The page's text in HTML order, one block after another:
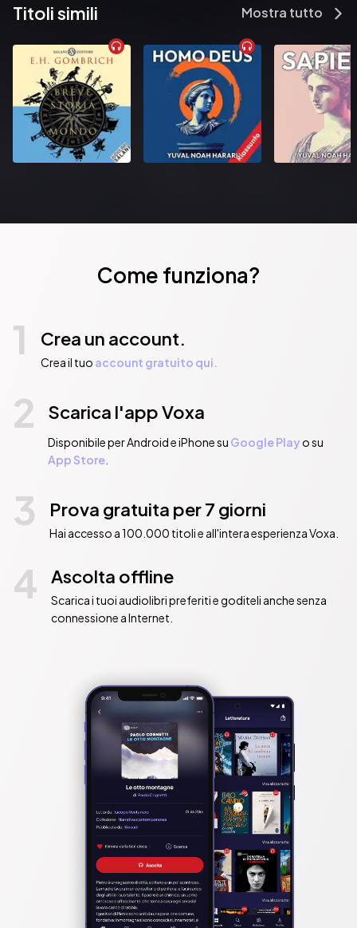
Titoli simili Mostra tutto
Come funziona?
1 Crea un account.
Crea il tuo account gratuito qui.
2 Scarica l'app Voxa
Disponibile per Android e iPhone su Google Playo su
App Store.
3 Prova gratuita per 7 giorni
Hai accesso a 100.000 titoli e all'intera esperienza Voxa.
4 Ascolta offline
Scarica i tuoi audiolibri preferiti e goditeli anche senza
connessione a Internet.